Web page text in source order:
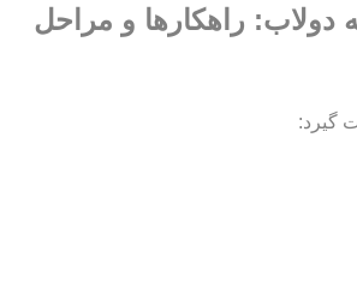
دولاب: راهکارها و مراحل
گیرد: